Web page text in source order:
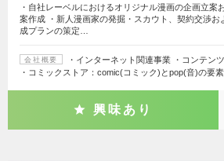
・自社レーベルにおけるオリジナル漫画の企画立案
案作成 ・新人漫画家の発掘・スカウト、契約交渉お
成プランの策定…
会社概要
・インターネット関連事業 ・コンテン
・コミックストア：comic(コミック)とpop(音)の要
興味あり